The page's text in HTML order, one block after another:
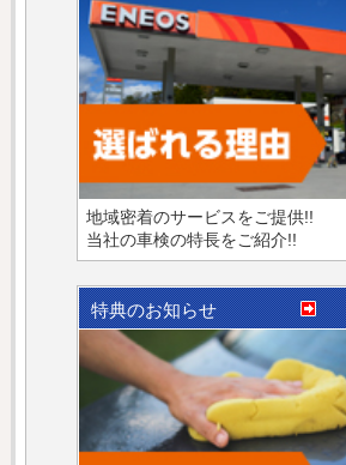
地域密着のサービスをご提供!!
当社の車検の特長をご紹介!!
特典のお知らせ